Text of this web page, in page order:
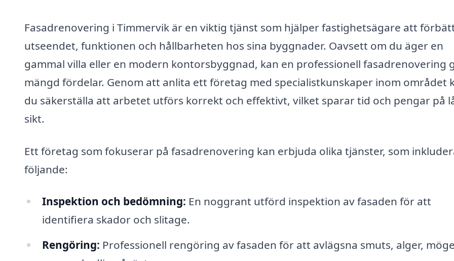
Fasadrenovering i Timmervik är en viktig tjänst som hjälper fastighetsägare att
utseendet, funktionen och hållbarheten hos sina byggnader. Oavsett om du äger en
gammal villa eller en modern kontorsbyggnad, kan en professionell fasadrenovering
mängd fördelar. Genom att anlita ett företag med specialistkunskaper inom området
du säkerställa att arbetet utförs korrekt och effektivt, vilket sparar tid och pengar på
sikt.
Ett företag som fokuserar på fasadrenovering kan erbjuda olika tjänster, som
följande:
Inspektion och bedömning: En noggrant utförd inspektion av fasaden för att
identifiera skador och slitage.
Rengöring: Professionell rengöring av fasaden för att avlägsna smuts, alger,